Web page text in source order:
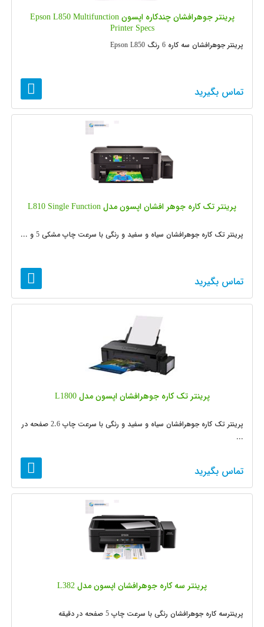
پرینتر جوهرافشان چندکاره اپسون Epson L850 Multifunction
Printer Specs
پرینتر جوهرافشان سه کاره 6 رنگ Epson L850
تماس بگیرید
پرینتر تک کاره جوهر افشان اپسون مدل L810 Single Function
پرینتر تک کاره جوهرافشان سیاه و سفید و رنگی با سرعت چاپ مشکی 5 و ...
تماس بگیرید
پرینتر تک کاره جوهرافشان اپسون مدل L1800
پرینتر تک کاره جوهرافشان سیاه و سفید و رنگی با سرعت چاپ 2.6 صفحه در
...
تماس بگیرید
پرینتر سه کاره جوهرافشان اپسون مدل L382
پرینترسه کاره جوهرافشان رنگی با سرعت چاپ 5 صفحه در دقیقه